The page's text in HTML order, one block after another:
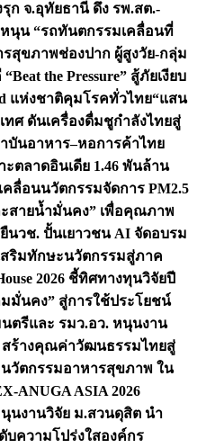
ก จ.อุทัยธานี ดึง รพ.สต.-
นุน “รถทันตกรรมเคลื่อนที่
รสุขภาพช่องปาก ผู้สูงวัย-กลุ่ม
the Pressure” สู้ภัยเงียบ
แห่งชาติคุมโรคทั่วไทย“แสน
ทศ ดันเครื่องดื่มชูกำลังไทยสู่
บันอาหาร–หอการค้าไทย
ะตลาดอินเดีย 1.46 พันล้าน
ลื่อนนวัตกรรมจัดการ PM2.5
สายน้ำมั่นคง” เพื่อคุณภาพ
นวช. ปั้นเยาวชน AI จัดอบรม
ริมทักษะนวัตกรรมสู่ภาค
2026 ชี้ทิศทางทุนวิจัยปี
มั่นคง” สู่การใช้ประโยชน์
นตรีและ รมว.อว. หนุนงาน
ร้างคุณค่าวัฒนธรรมไทยสู่
วัตกรรมอาหารสุขภาพ ใน
ANUGA ASIA 2026
นงานวิจัย ม.สวนดุสิต นำ
บความโปร่งใสองค์กร